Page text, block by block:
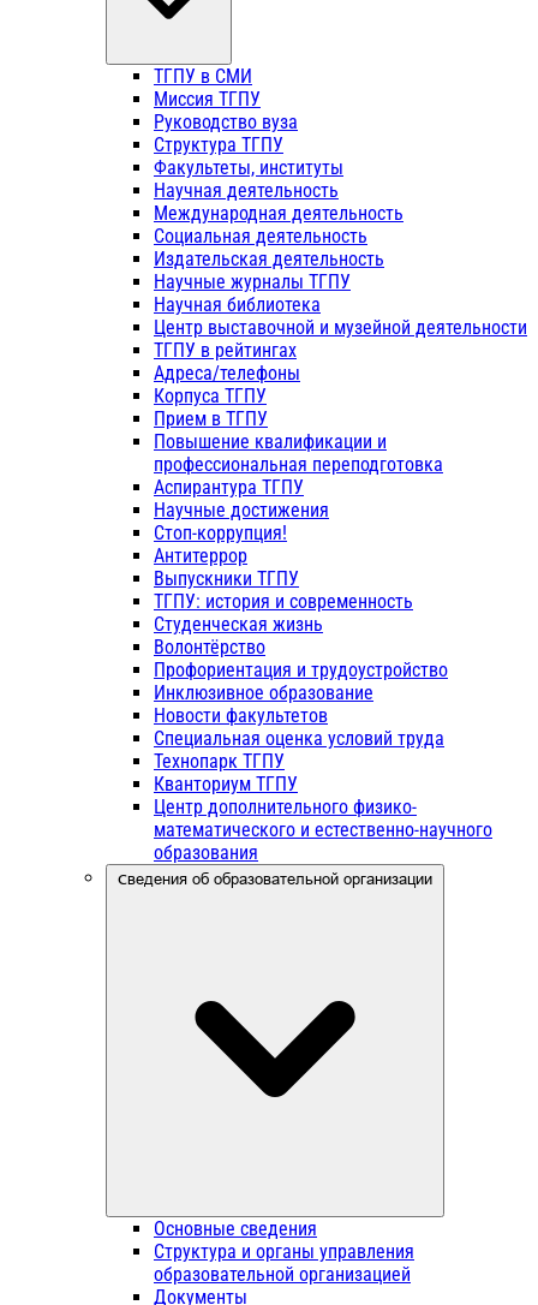
ТГПУ в СМИ
Миссия ТГПУ
Руководство вуза
Структура ТГПУ
Факультеты, институты
Научная деятельность
Международная деятельность
Социальная деятельность
Издательская деятельность
Научные журналы ТГПУ
Научная библиотека
Центр выставочной и музейной деятельности
ТГПУ в рейтингах
Адреса/телефоны
Корпуса ТГПУ
Прием в ТГПУ
Повышение квалификации и
профессиональная переподготовка
Аспирантура ТГПУ
Научные достижения
Стоп-коррупция!
Антитеррор
Выпускники ТГПУ
ТГПУ: история и современность
Студенческая жизнь
Волонтёрство
Профориентация и трудоустройство
Инклюзивное образование
Новости факультетов
Специальная оценка условий труда
Технопарк ТГПУ
Кванториум ТГПУ
Центр дополнительного физико-
математического и естественно-научного
образования
Сведения об образовательной организации
Основные сведения
Структура и органы управления
образовательной организацией
Документы